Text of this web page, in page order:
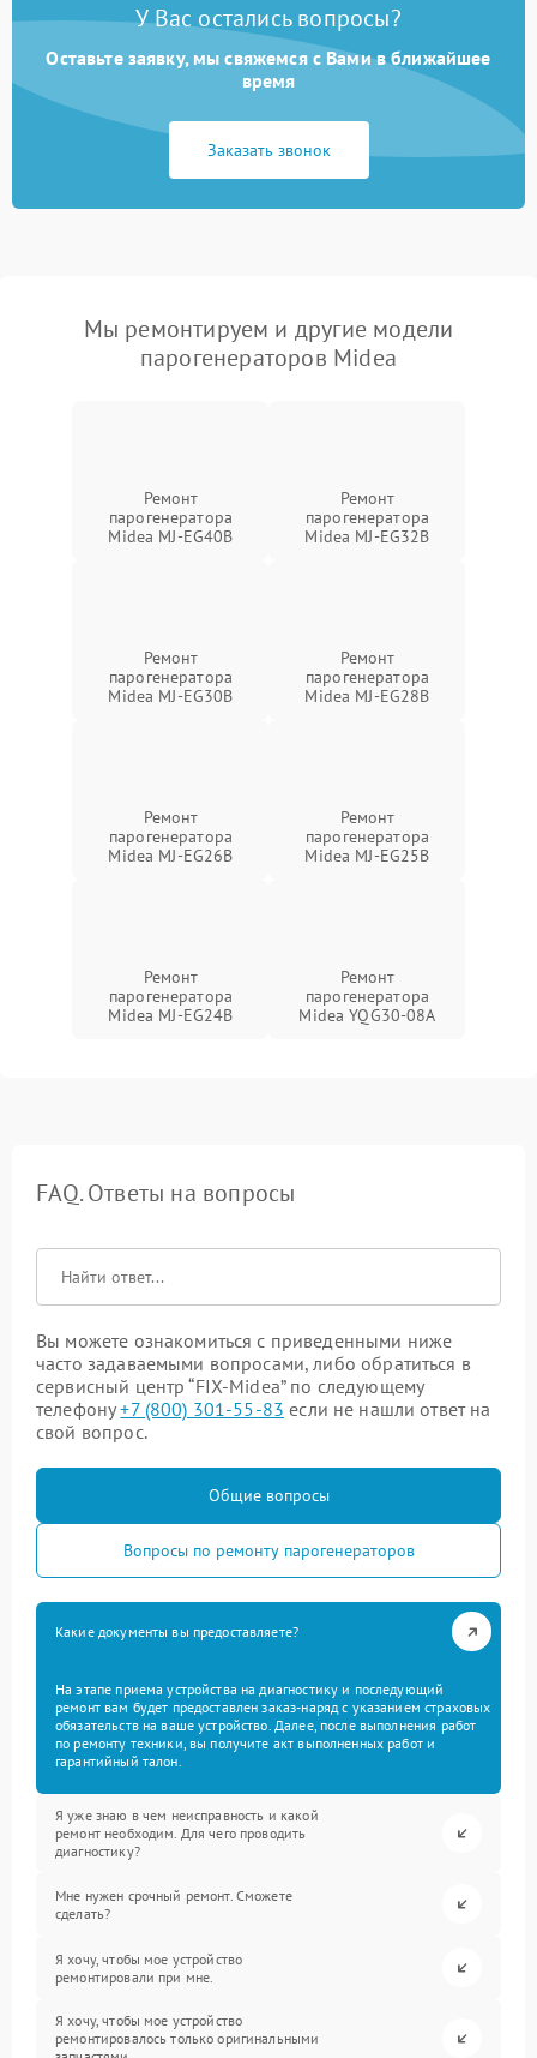
У Вас остались вопросы?
Оставьте заявку, мы свяжемся с Вами в ближайшее
время
Заказать звонок
Мы ремонтируем и другие модели
парогенераторов Midea
Ремонт
парогенератора
Midea MJ-EG40B
Ремонт
парогенератора
Midea MJ-EG32B
Ремонт
парогенератора
Midea MJ-EG30B
Ремонт
парогенератора
Midea MJ-EG28B
Ремонт
парогенератора
Midea MJ-EG26B
Ремонт
парогенератора
Midea MJ-EG25B
Ремонт
парогенератора
Midea MJ-EG24B
Ремонт
парогенератора
Midea YQG30-08A
FAQ. Ответы на вопросы
Вы можете ознакомиться с приведенными ниже
часто задаваемыми вопросами, либо обратиться в
сервисный центр “FIX-Midea” по следующему
телефону+7 (800) 301-55-83 если не нашли ответ на
свой вопрос.
Общие вопросы
Вопросы по ремонту парогенераторов
Какие документы вы предоставляете?
На этапе приема устройства на диагностику и последующий
ремонт вам будет предоставлен заказ-наряд с указанием страховых
обязательств на ваше устройство. Далее, после выполнения работ
по ремонту техники, вы получите акт выполненных работ и
гарантийный талон.
Я уже знаю в чем неисправность и какой
ремонт необходим. Для чего проводить
диагностику?
Мне нужен срочный ремонт. Сможете
сделать?
Я хочу, чтобы мое устройство
ремонтировали при мне.
Я хочу, чтобы мое устройство
ремонтировалось только оригинальными